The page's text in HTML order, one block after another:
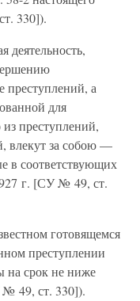
330]).
деятельность,
преступлений, а
для
преступлений,
влекут за собою —
в соответствующих
г. [СУ № 49, ст.
готовящемся
преступлении
на срок не ниже
49, ст. 330]).